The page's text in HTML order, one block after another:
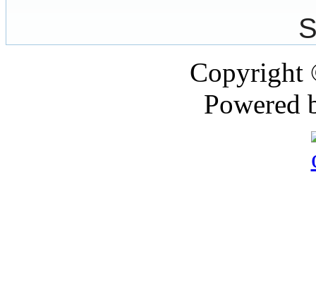
Powered